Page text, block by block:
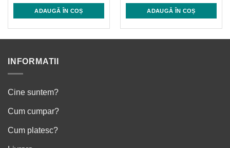
ADAUGĂ ÎN COȘ ADAUGĂ ÎN COȘ
INFORMATII
Cine suntem?
Cum cumpar?
Cum platesc?